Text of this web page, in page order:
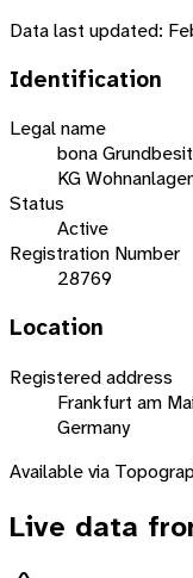
Data last updated:
Identification
Legal name
bona
KG
Status
Active
Registration Number
28769
Location
Registered address
Frankfurt am
Germany
Available via
Live data